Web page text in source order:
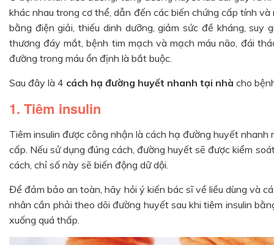
khác nhau trong cơ thể, dẫn đến các biến chứng cấp tính
bằng điện giải, thiếu dinh dưỡng, giảm sức đề kháng,
thương đáy mắt, bệnh tim mạch và mạch máu não, đái
đường trong máu ổn định là bắt buộc.
Sau đây là 4 cách hạ đường huyết nhanh tại nhà cho
1. Tiêm insulin
Tiêm insulin được công nhận là cách hạ đường huyết
cấp. Nếu sử dụng đúng cách, đường huyết sẽ được kiểm
cách, chỉ số này sẽ biến động dữ dội.
Để đảm bảo an toàn, hãy hỏi ý kiến bác sĩ về liều dùng và
nhân cần phải theo dõi đường huyết sau khi tiêm insulin
xuống quá thấp.